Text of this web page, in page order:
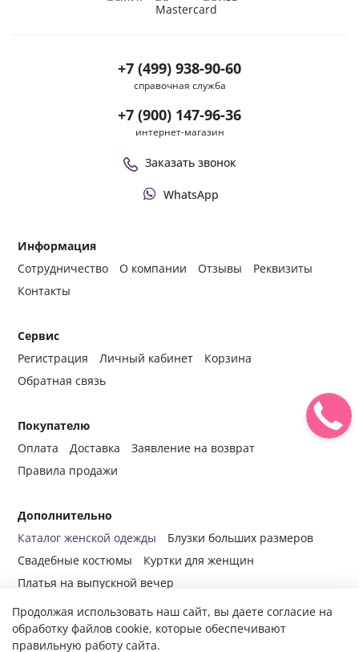
Информация
Сотрудничество
О компании Отзывы
Реквизиты
Контакты
Сервис
Регистрация
Личный кабинет
Корзина
Обратная связь
Покупателю
Оплата
Доставка
Заявление на возврат
Правила продажи
Дополнительно
Каталог женской одежды
Блузки больших размеров
Свадебные костюмы
Куртки для женщин
Платья на выпускной вечер
+7 (499) 938-90-60
справочная служба
+7 (900) 147-96-36
интернет-магазин
Заказать звонок
WhatsApp
© 2014-2024 Все права защищены.
Продолжая использовать наш сайт, вы даете согласие на
обработку файлов cookie, которые обеспечивают
правильную работу сайта.